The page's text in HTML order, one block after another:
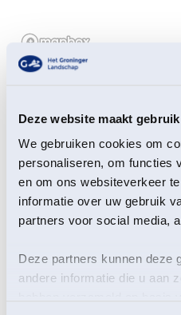
Deze website maakt
We gebruiken cookies om
personaliseren, om functies
en om ons websiteverkeer
informatie over uw gebruik
partners voor social media,
Deze partners kunnen deze
andere informatie die u aan
pareltje, dat in 2022 is
plek vol verrassingen.
Al vroeg in het voorjaar
Börgbloumkes. Dat is de
stinzenplanten:
wortelgewassen die vanaf
buitenplaatsen. De naam
woord stins, dat steenhuis